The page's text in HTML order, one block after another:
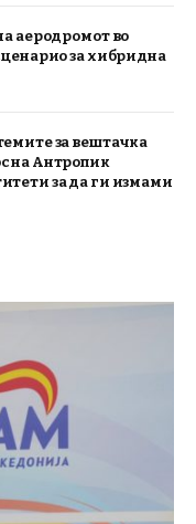
аеродромот во
за хибридна
за вештачка
на Антропик
за да ги измами